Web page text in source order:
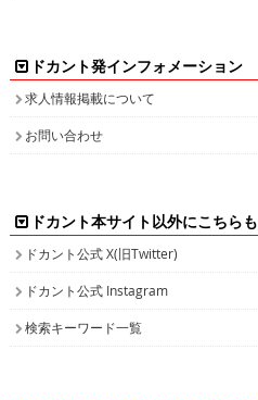
ドカント発インフォメーション
求人情報掲載について
お問い合わせ
ドカント本サイト以外にこちらも
ドカント公式 X(旧Twitter)
ドカント公式 Instagram
検索キーワード一覧